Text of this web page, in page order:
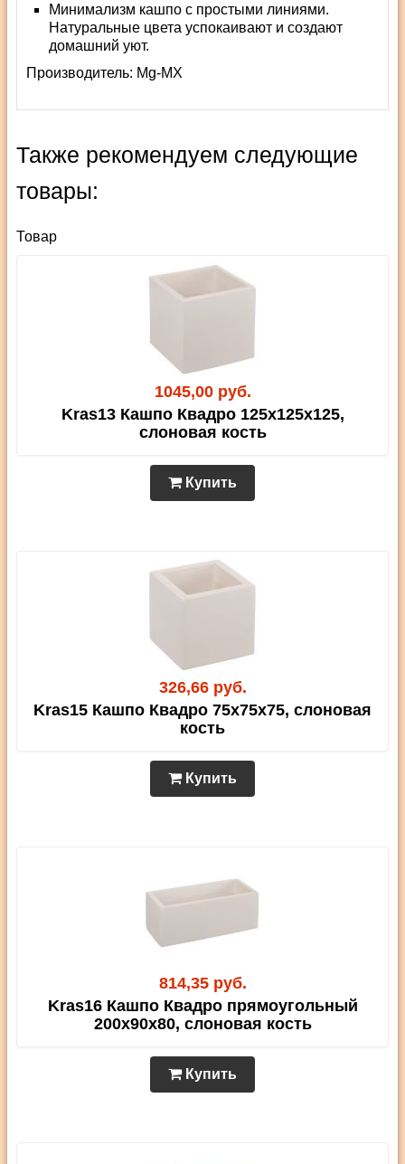
Минимализм кашпо с простыми линиями.
Натуральные цвета успокаивают и создают
домашний уют.
Производитель: Mg-MX
Также рекомендуем следующие
товары:
Товар
1045,00 руб.
Kras13 Кашпо Квадро 125х125х125,
слоновая кость
Купить
326,66 руб.
Kras15 Кашпо Квадро 75х75х75, слоновая
кость
Купить
814,35 руб.
Kras16 Кашпо Квадро прямоугольный
200х90х80, слоновая кость
Купить